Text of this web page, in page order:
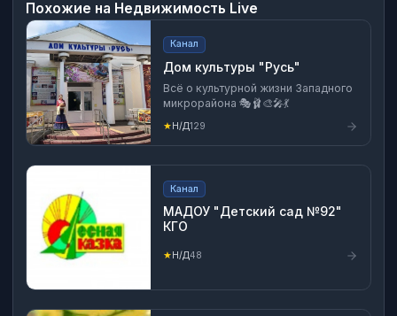
Похожие на Недвижимость Live
Канал
Дом культуры "Русь"
Всё о культурной жизни Западного
микрорайона 🎭🩰🎨🎤💃
★Н/Д129
Канал
МАДОУ "Детский сад №92"
КГО
★Н/Д48